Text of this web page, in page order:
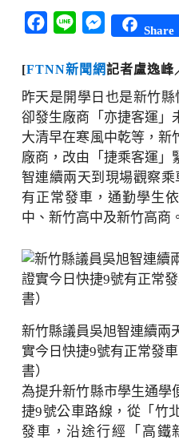
Facebook
Line Messenger
Share
[FTNN新聞網記者盧逸峰
昨天是開學日也是新竹縣
卻發生廠商「亦捷客運」
大清早在寒風中乾等，新
廠商，改由「捷乘客運」
智連續兩天到現場觀察
有正常發車，通勤學生
中、新竹高中及新竹高商。
新竹縣議員吳旭智連續兩
實今日快捷9號有正常發
書）
為提升新竹縣市學生通學
捷9號公車路線，從「竹
發車，沿途行經「高鐵